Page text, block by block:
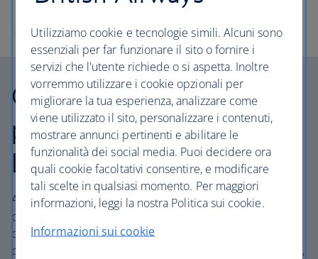
Opere di ristrutturazione
presso l'aeroporto di
London City
Attualmente, presso l'aeroporto di London City, la lounge
partenze, i banchi check-in e i nastri bagagli sono in fase
di ammodernamento. Durante questi lavori, nella lounge
partenze le code potrebbero essere più lunghe del solito,
Utilizziamo cookie e tecnologie simili. Alcuni sono
essenziali per far funzionare il sito o fornire i
servizi che l'utente richiede o si aspetta. Inoltre
vorremmo utilizzare i cookie opzionali per
migliorare la tua esperienza, analizzare come
viene utilizzato il sito, personalizzare i contenuti,
mostrare annunci pertinenti e abilitare le
funzionalità dei social media. Puoi decidere ora
quali cookie facoltativi consentire, e modificare
tali scelte in qualsiasi momento. Per maggiori
informazioni, leggi la nostra Politica sui cookie.
Informazioni sui cookie